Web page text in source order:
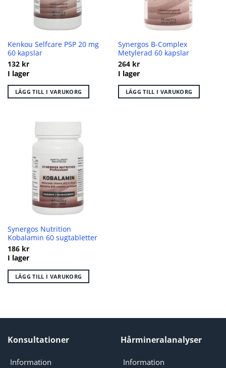
Kenkou Selfcare P5P 20 mg
60 kapslar
132 kr
I lager
LÄGG TILL I VARUKORG
Synergos B-Complex
Metylerad 60 kapslar
264 kr
I lager
LÄGG TILL I VARUKORG
Synergos Nutrition
Kobalamin 60 sugtabletter
186 kr
I lager
LÄGG TILL I VARUKORG
Konsultationer
Information
Hårmineralanalyser
Information